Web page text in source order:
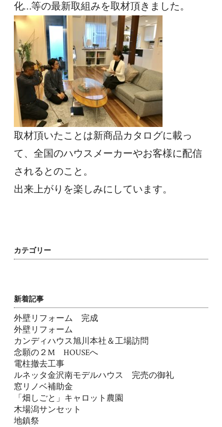
化…等の最新取組みを取材頂きました。
取材頂いたことは新商品カタログに載っ
て、全国のハウスメーカーやお客様に配信
されるとのこと。
出来上がりを楽しみにしています。
カテゴリー
新着記事
外壁リフォーム 完成
外壁リフォーム
カンディハウス旭川本社＆工場訪問
念願の２M HOUSEへ
電柱撤去工事
ルネッタ金沢南モデルハウス 完売の御礼
窓リノベ補助金
「畑しごと」キャロット農園
木場潟サンセット
地鎮祭